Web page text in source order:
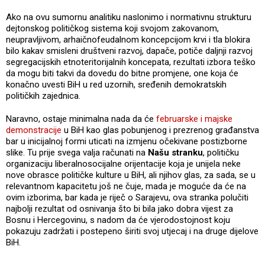
Ako na ovu sumornu analitiku naslonimo i normativnu strukturu
dejtonskog političkog sistema koji svojom zakovanom,
neupravljivom, arhaičnofeudalnom koncepcijom krvi i tla blokira
bilo kakav smisleni društveni razvoj, dapače, potiče daljnji razvoj
segregacijskih etnoteritorijalnih koncepata, rezultati izbora teško
da mogu biti takvi da dovedu do bitne promjene, one koja će
konačno uvesti BiH u red uzornih, sređenih demokratskih
političkih zajednica.
Naravno, ostaje minimalna nada da će februarske i majske
demonstracije u BiH kao glas pobunjenog i prezrenog građanstva
bar u inicijalnoj formi uticati na izmjenu očekivane postizborne
slike. Tu prije svega valja računati na Našu stranku, političku
organizaciju liberalnosocijalne orijentacije koja je unijela neke
nove obrasce političke kulture u BiH, ali njihov glas, za sada, se u
relevantnom kapacitetu još ne čuje, mada je moguće da će na
ovim izborima, bar kada je riječ o Sarajevu, ova stranka polučiti
najbolji rezultat od osnivanja što bi bila jako dobra vijest za
Bosnu i Hercegovinu, s nadom da će vjerodostojnost koju
pokazuju zadržati i postepeno širiti svoj utjecaj i na druge dijelove
BiH.